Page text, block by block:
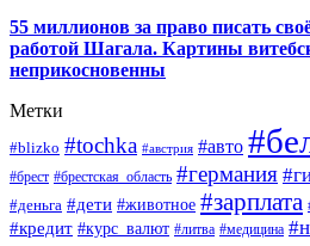
55 миллионов за право писать
работой Шагала. Картины
неприкосновенны
Метки
#blizko #tochka #австрия #авто
#брест #брестская_область #германия
#деньга #дети #животное #зарплата
#кредит #курс_валют #литва #медицина